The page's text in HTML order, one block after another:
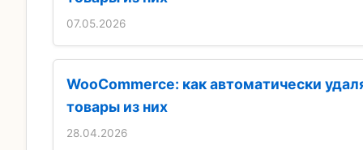
07.05.2026
WooCommerce: как автоматически
товары из них
28.04.2026